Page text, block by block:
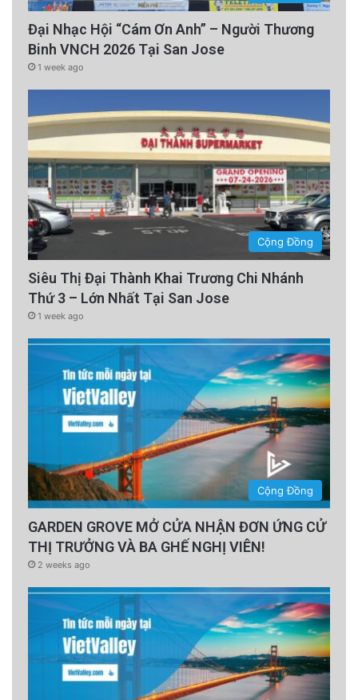
Đại Nhạc Hội “Cám Ơn Anh” – Người Thương
Binh VNCH 2026 Tại San Jose
1 week ago
Cộng Đồng
Siêu Thị Đại Thành Khai Trương Chi Nhánh
Thứ 3 – Lớn Nhất Tại San Jose
1 week ago
Cộng Đồng
GARDEN GROVE MỞ CỬA NHẬN ĐƠN ỨNG CỬ
THỊ TRƯỞNG VÀ BA GHẾ NGHỊ VIÊN!
2 weeks ago